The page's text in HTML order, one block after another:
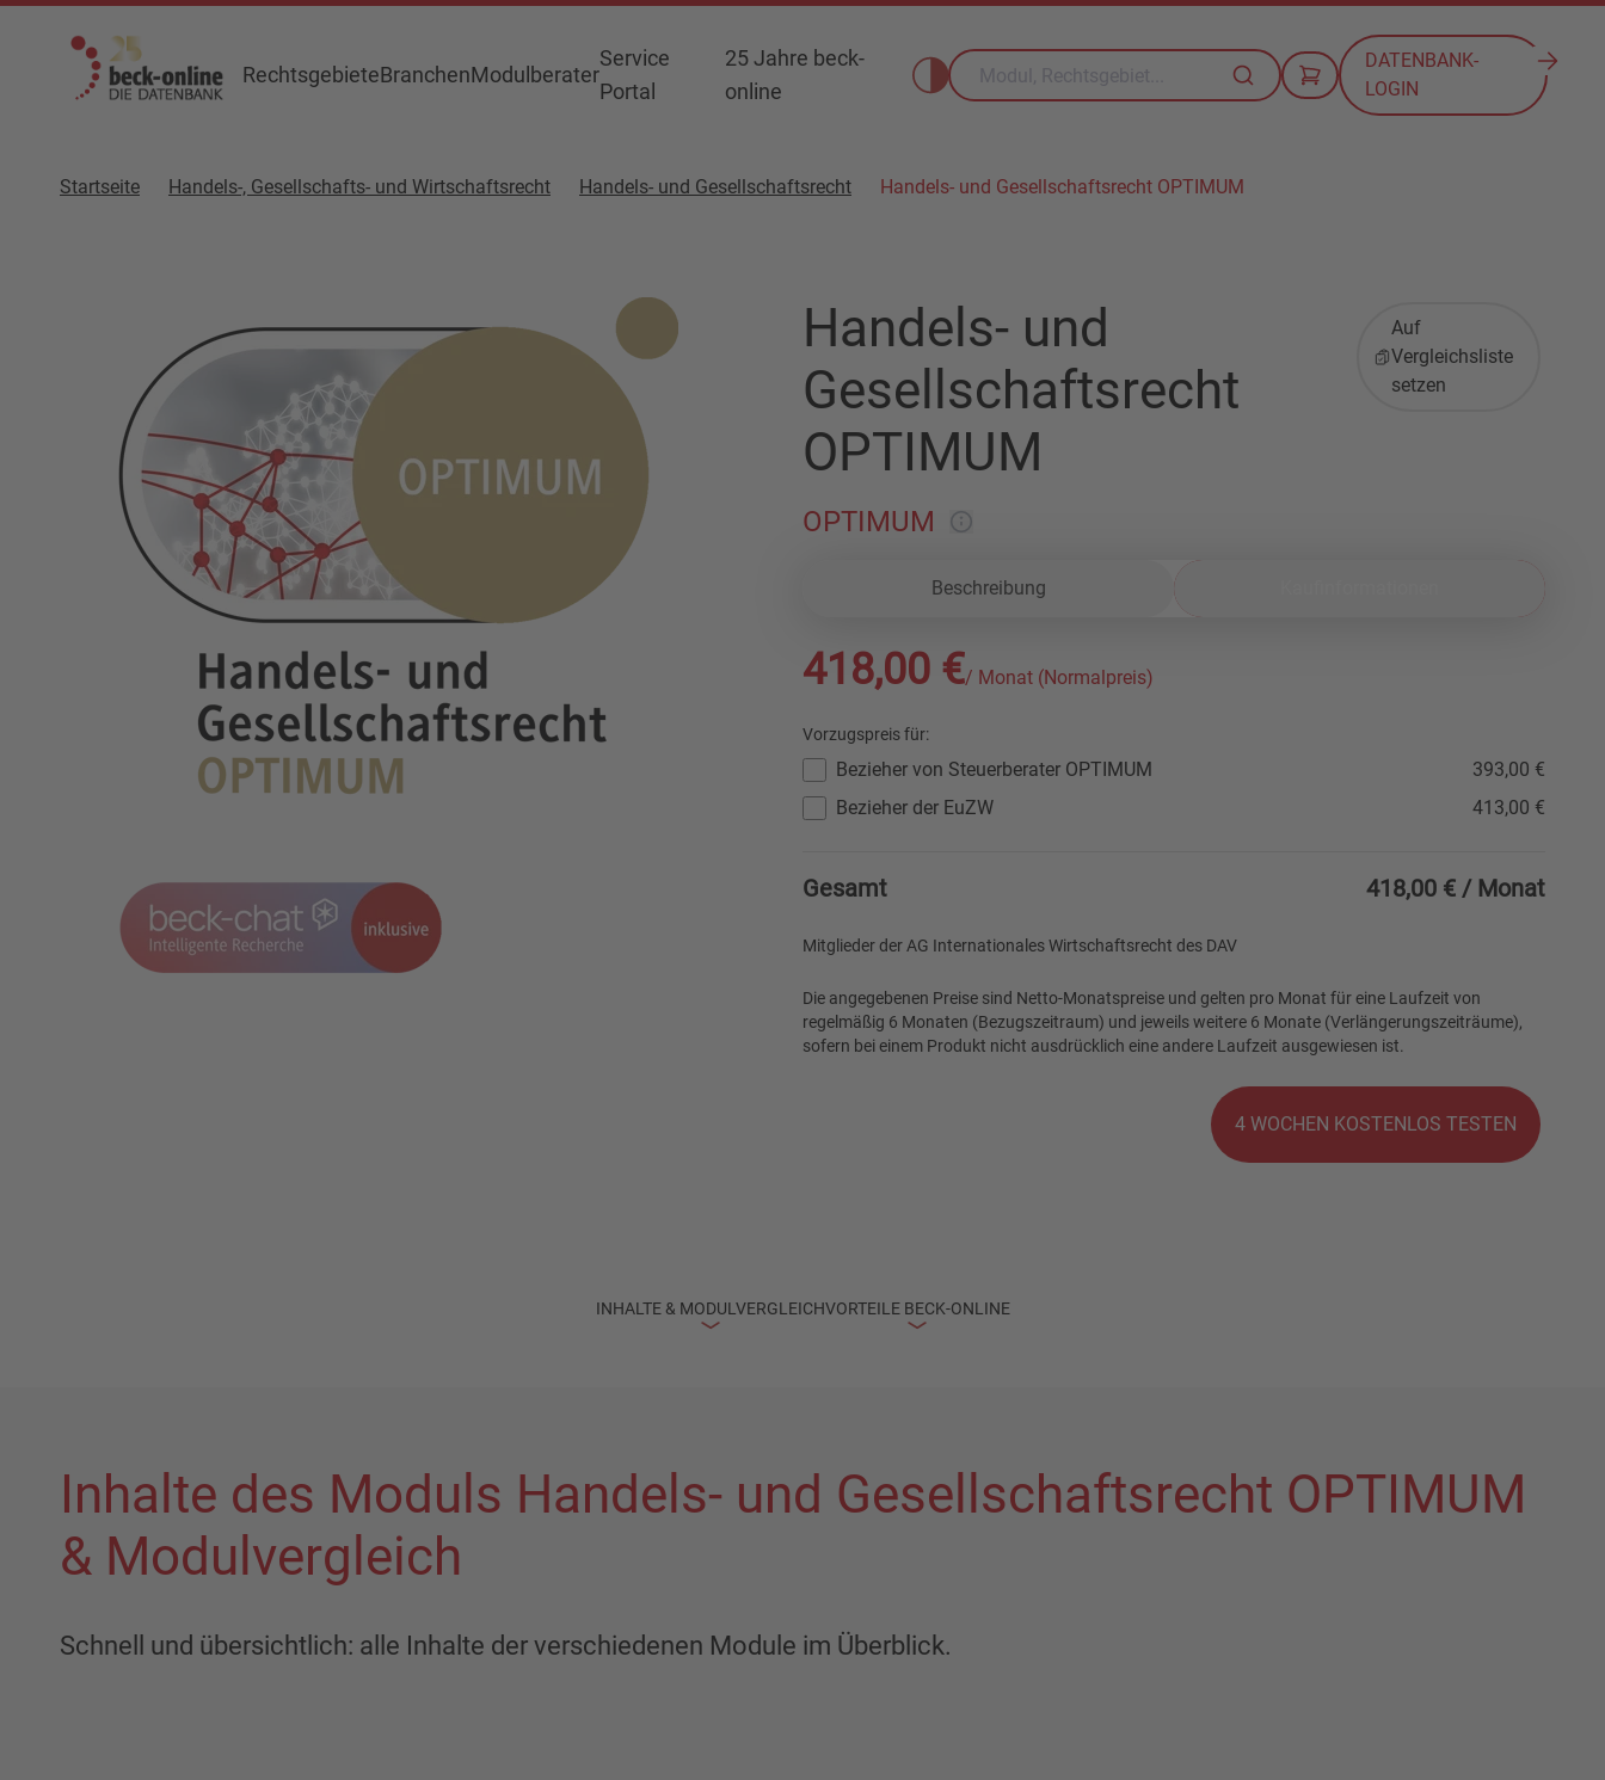
RechtsgebieteBranchenModulberater
Service
Portal
25 Jahre beck-
online
DATENBANK-
LOGIN
Startseite Handels-, Gesellschafts- und Wirtschaftsrecht Handels- und Gesellschaftsrecht Handels- und Gesellschaftsrecht OPTIMUM
Handels- und
Gesellschaftsrecht
OPTIMUM
OPTIMUM
Auf
Vergleichsliste
setzen
Beschreibung
418,00 €/ Monat (Normalpreis)
Vorzugspreis für:
Bezieher von Steuerberater OPTIMUM
393,00 €
Bezieher der EuZW
413,00 €
Gesamt 418,00 € / Monat
Mitglieder der AG Internationales Wirtschaftsrecht des DAV
Die angegebenen Preise sind Netto-Monatspreise und gelten pro Monat für eine Laufzeit von
regelmäßig 6 Monaten (Bezugszeitraum) und jeweils weitere 6 Monate (Verlängerungszeiträume),
sofern bei einem Produkt nicht ausdrücklich eine andere Laufzeit ausgewiesen ist.
4 WOCHEN KOSTENLOS TESTEN
INHALTE & MODULVERGLEICHVORTEILE BECK-ONLINE
Inhalte des Moduls Handels- und Gesellschaftsrecht OPTIMUM
& Modulvergleich
Schnell und übersichtlich: alle Inhalte der verschiedenen Module im Überblick.